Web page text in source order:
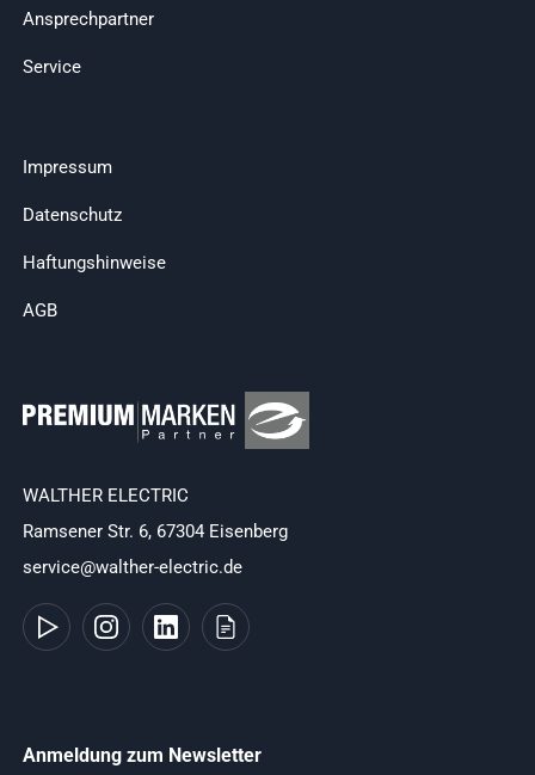
Ansprechpartner
Service
Impressum
Datenschutz
Haftungshinweise
AGB
WALTHER ELECTRIC
Ramsener Str. 6, 67304 Eisenberg
service@walther-electric.de
Anmeldung zum Newsletter